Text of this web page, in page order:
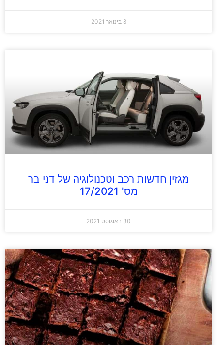
8 בינואר 2021
מגזין חדשות רכב וטכנולוגיה של דני בר
מס' 17/2021
30 באוגוסט 2021